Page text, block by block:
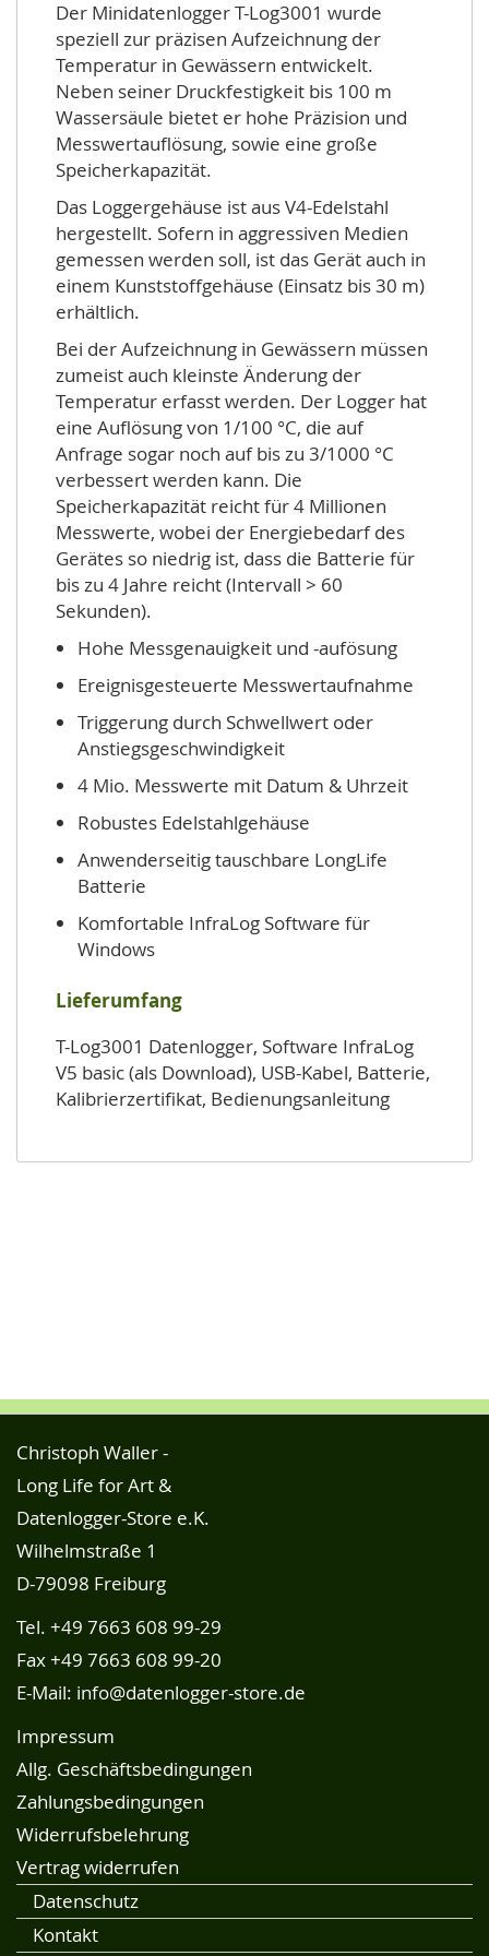
Der Minidatenlogger T-Log3001 wurde
speziell zur präzisen Aufzeichnung der
Temperatur in Gewässern entwickelt.
Neben seiner Druckfestigkeit bis 100 m
Wassersäule bietet er hohe Präzision und
Messwertauflösung, sowie eine große
Speicherkapazität.
Das Loggergehäuse ist aus V4-Edelstahl
hergestellt. Sofern in aggressiven Medien
gemessen werden soll, ist das Gerät auch in
einem Kunststoffgehäuse (Einsatz bis 30 m)
erhältlich.
Bei der Aufzeichnung in Gewässern müssen
zumeist auch kleinste Änderung der
Temperatur erfasst werden. Der Logger hat
eine Auflösung von 1/100 °C, die auf
Anfrage sogar noch auf bis zu 3/1000 °C
verbessert werden kann. Die
Speicherkapazität reicht für 4 Millionen
Messwerte, wobei der Energiebedarf des
Gerätes so niedrig ist, dass die Batterie für
bis zu 4 Jahre reicht (Intervall > 60
Sekunden).
Hohe Messgenauigkeit und -aufösung
Ereignisgesteuerte Messwertaufnahme
Triggerung durch Schwellwert oder
Anstiegsgeschwindigkeit
4 Mio. Messwerte mit Datum & Uhrzeit
Robustes Edelstahlgehäuse
Anwenderseitig tauschbare LongLife
Batterie
Komfortable InfraLog Software für
Windows
Lieferumfang
T-Log3001 Datenlogger, Software InfraLog
V5 basic (als Download), USB-Kabel, Batterie,
Kalibrierzertifikat, Bedienungsanleitung
Christoph Waller -
Long Life for Art &
Datenlogger-Store e.K.
Wilhelmstraße 1
D-79098 Freiburg
Tel. +49 7663 608 99-29
Fax +49 7663 608 99-20
E-Mail: info@datenlogger-store.de
Impressum
Allg. Geschäftsbedingungen
Zahlungsbedingungen
Widerrufsbelehrung
Vertrag widerrufen
Datenschutz
Kontakt